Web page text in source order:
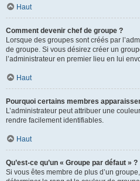
Haut
Comment devenir chef de groupe ?
Lorsque des groupes sont créés par
de groupe. Si vous désirez créer un
l’administrateur en premier lieu en lui
Haut
Pourquoi certains membres
L’administrateur peut attribuer une
rendre facilement identifiables.
Haut
Qu’est-ce qu’un « Groupe par défaut » ?
Si vous êtes membre de plus d’un